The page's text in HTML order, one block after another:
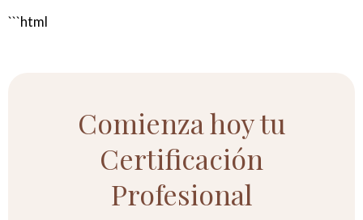
```html
Comienza hoy tu
Certificación
Profesional